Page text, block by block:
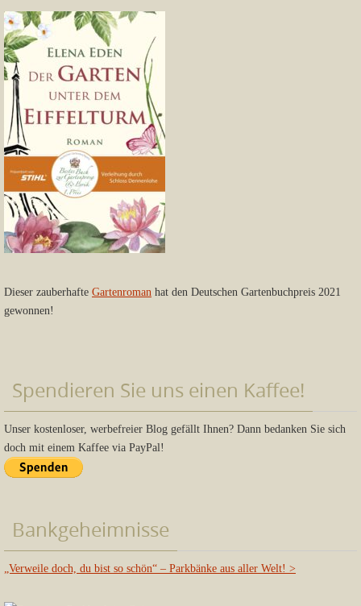
Dieser zauberhafte Gartenroman hat den Deutschen Gartenbuchpreis 2021
gewonnen!
Spendieren Sie uns einen Kaffee!
Unser kostenloser, werbefreier Blog gefällt Ihnen? Dann bedanken Sie sich
doch mit einem Kaffee via PayPal!
Bankgeheimnisse
„Verweile doch, du bist so schön“ – Parkbänke aus aller Welt! >